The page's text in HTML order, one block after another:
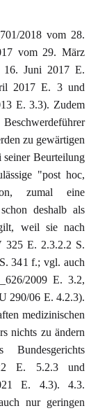
2018 vom 28.
vom 29. März
16. Juni 2017 E.
2017 E. 3 und
E. 3.3). Zudem
zu gewärtigen
seiner Beurteilung
"post hoc,
zumal eine
deshalb als
weil sie nach
325 E. 2.3.2.2 S.
341 f.; vgl. auch
2009 E. 3.2,
290/06 E. 4.2.3).
medizinischen
nichts zu ändern
E. 5.2.3 und
E. 4.3). 4.3.
nur geringen